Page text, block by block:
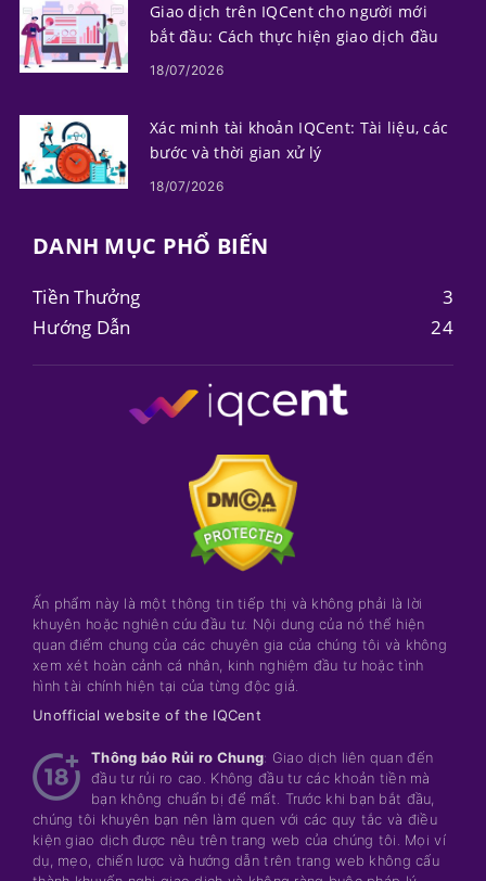
Giao dịch trên IQCent cho người mới
bắt đầu: Cách thực hiện giao dịch đầu
tiên của bạn
18/07/2026
Xác minh tài khoản IQCent: Tài liệu, các
bước và thời gian xử lý
18/07/2026
DANH MỤC PHỔ BIẾN
Tiền Thưởng
3
Hướng Dẫn
24
Ấn phẩm này là một thông tin tiếp thị và không phải là lời
khuyên hoặc nghiên cứu đầu tư. Nội dung của nó thể hiện
quan điểm chung của các chuyên gia của chúng tôi và không
xem xét hoàn cảnh cá nhân, kinh nghiệm đầu tư hoặc tình
hình tài chính hiện tại của từng độc giả.
Unofficial website of the IQCent
Thông báo Rủi ro Chung: Giao dịch liên quan đến
đầu tư rủi ro cao. Không đầu tư các khoản tiền mà
bạn không chuẩn bị để mất. Trước khi bạn bắt đầu,
chúng tôi khuyên bạn nên làm quen với các quy tắc và điều
kiện giao dịch được nêu trên trang web của chúng tôi. Mọi ví
dụ, mẹo, chiến lược và hướng dẫn trên trang web không cấu